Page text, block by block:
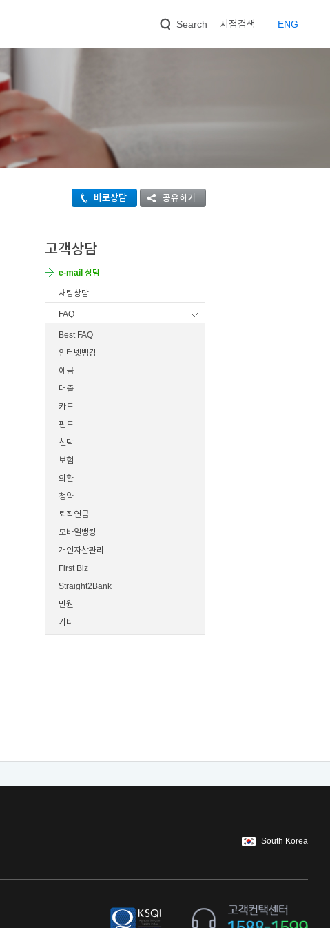
Search 지점검색 ENG
바로상담 공유하기
고객상담
e-mail 상담
채팅상담
FAQ
Best FAQ
인터넷뱅킹
예금
대출
카드
펀드
신탁
보험
외환
청약
퇴직연금
모바일뱅킹
개인자산관리
First Biz
Straight2Bank
민원
기타
South Korea